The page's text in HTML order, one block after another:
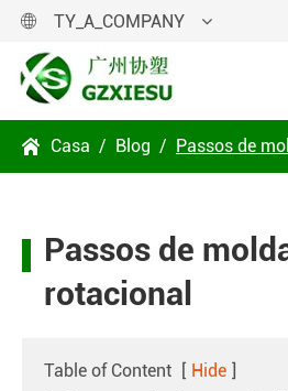
 TY_A_COMPANY
 Casa Blog Passos de
Passos de
rotacional
Table of Content [ Hide ]